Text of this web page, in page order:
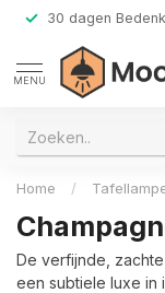
30 dagen
MENU
Home /
De verfijnde,
een subtiele luxe in